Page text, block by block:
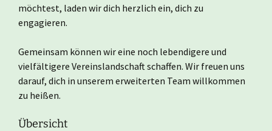
möchtest, laden wir dich herzlich ein, dich zu
engagieren.
Gemeinsam können wir eine noch lebendigere und
vielfältigere Vereinslandschaft schaffen. Wir freuen uns
darauf, dich in unserem erweiterten Team willkommen
zu heißen.
Übersicht